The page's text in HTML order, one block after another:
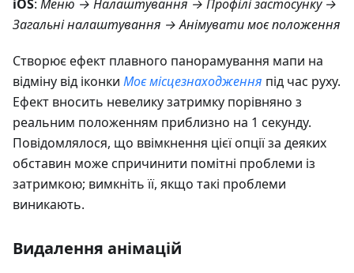
iOS: Меню → Налаштування → Профілі застосунку →
Загальні налаштування → Анімувати моє положення
Створює ефект плавного панорамування мапи на
відміну від іконки Моє місцезнаходження під час руху.
Ефект вносить невелику затримку порівняно з
реальним положенням приблизно на 1 секунду.
Повідомлялося, що ввімкнення цієї опції за деяких
обставин може спричинити помітні проблеми із
затримкою; вимкніть її, якщо такі проблеми
виникають.
Видалення анімацій